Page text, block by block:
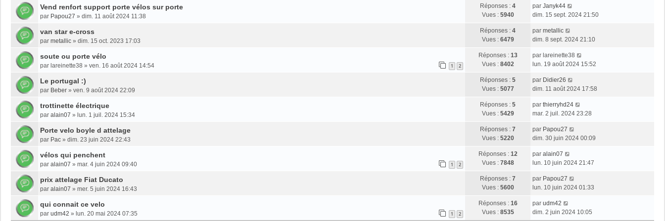
Vend renfort support porte vélos sur porte
par Papou27 » dim. 11 août 2024 11:38
Réponses : 4
Vues : 5940
par Janyk44
dim. 15 sept. 2024 21:50
van star e-cross
par metallic » dim. 15 oct. 2023 17:03
Réponses : 4
Vues : 6479
par metallic
dim. 8 sept. 2024 21:10
soute ou porte vélo
par lareinette38 » ven. 16 août 2024 14:54 1 2
Réponses : 13
Vues : 8402
par lareinette38
lun. 19 août 2024 15:52
Le portugal :)
par Beber » ven. 9 août 2024 22:09
Réponses : 5
Vues : 5077
par Didier26
dim. 11 août 2024 17:58
trottinette électrique
par alain07 » lun. 1 juil. 2024 15:34
Réponses : 5
Vues : 5429
par thierryhd24
mar. 2 juil. 2024 23:28
Porte velo boyle d attelage
par Pac » dim. 23 juin 2024 22:43
Réponses : 7
Vues : 5220
par Papou27
dim. 30 juin 2024 00:09
vélos qui penchent
par alain07 » mar. 4 juin 2024 09:40 1 2
Réponses : 12
Vues : 7848
par alain07
lun. 10 juin 2024 21:47
prix attelage Fiat Ducato
par alain07 » mer. 5 juin 2024 16:43
Réponses : 7
Vues : 5600
par Papou27
lun. 10 juin 2024 01:33
qui connait ce velo
par udm42 » lun. 20 mai 2024 07:35 1 2
Réponses : 16
Vues : 8535
par udm42
dim. 2 juin 2024 10:05